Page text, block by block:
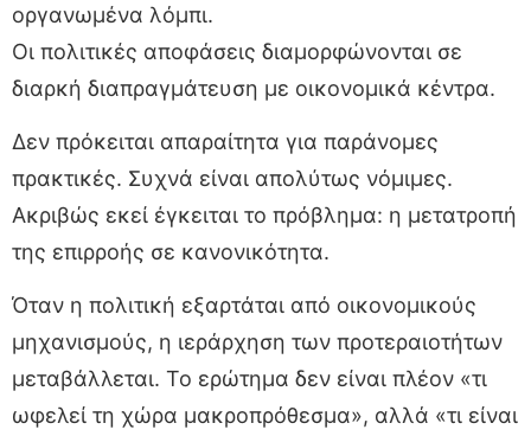
οργανωμένα λόμπι.
Οι πολιτικές αποφάσεις διαμορφώνονται σε
διαρκή διαπραγμάτευση με οικονομικά κέντρα.
Δεν πρόκειται απαραίτητα για παράνομες
πρακτικές. Συχνά είναι απολύτως νόμιμες.
Ακριβώς εκεί έγκειται το πρόβλημα: η μετατροπή
της επιρροής σε κανονικότητα.
Όταν η πολιτική εξαρτάται από οικονομικούς
μηχανισμούς, η ιεράρχηση των προτεραιοτήτων
μεταβάλλεται. Το ερώτημα δεν είναι πλέον «τι
ωφελεί τη χώρα μακροπρόθεσμα», αλλά «τι είναι